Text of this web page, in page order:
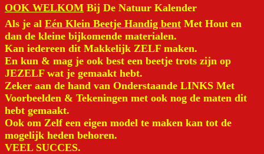
OOK WELKOM Bij De Natuur Kalender
Als je al Eén Klein Beetje Handig bent Met Hout en
dan de kleine bijkomende materialen.
Kan iedereen dit Makkelijk ZELF maken.
En kun & mag je ook best een beetje trots zijn op
JEZELF wat je gemaakt hebt.
Zeker aan de hand van Onderstaande LINKS Met
Voorbeelden & Tekeningen met ook nog de maten dit
hebt gemaakt.
Ook om Zelf een eigen model te maken kan tot de
mogelijk heden behoren.
VEEL SUCCES.